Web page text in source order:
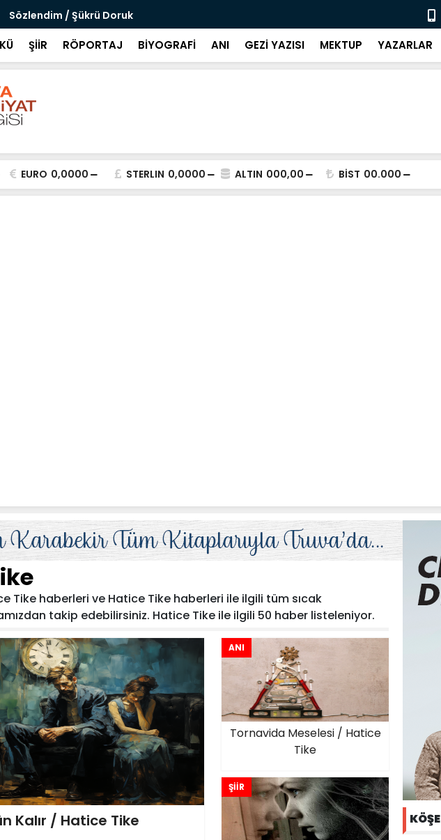
Sözlendim / Şükrü Doruk Yaş / Mehmet Toy
ŞİİR RÖPORTAJ BİYOGRAFİ ANI GEZİ YAZISI MEKTUP YAZARLAR
EURO 0,0000 STERLIN 0,0000 ALTIN 000,00 BİST 00.000
Tike haberleri ve Hatice Tike haberleri ile ilgili tüm sıcak
takip edebilirsiniz. Hatice Tike ile ilgili 50 haber listeleniyor.
Kalır / Hatice Tike
ANI
Tornavida Meselesi / Hatice
Tike
ŞİİR
KÖŞE